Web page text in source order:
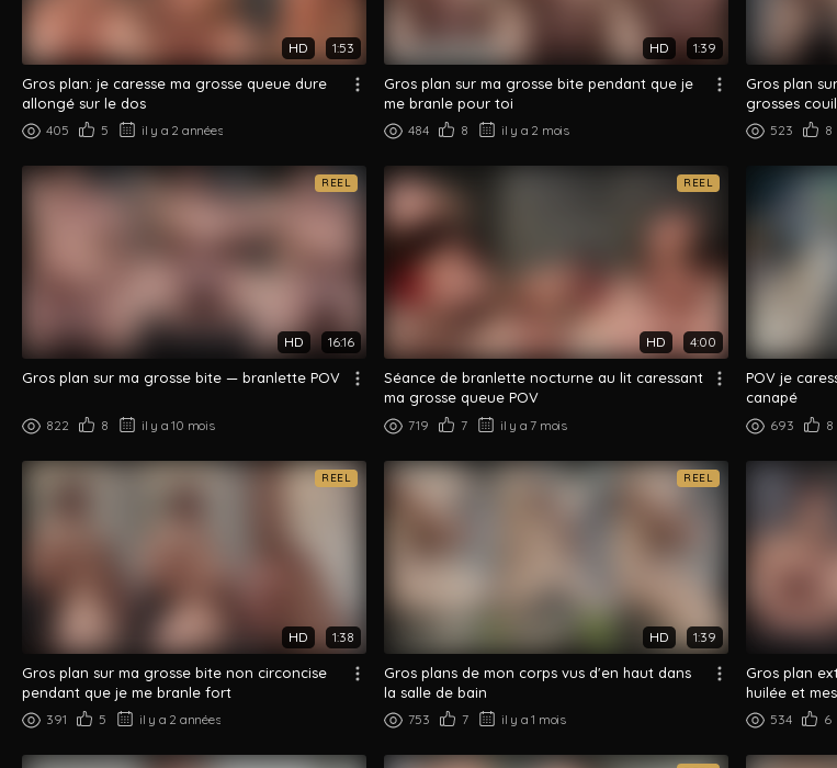
HD 1:53
Gros plan: je caresse ma grosse queue dure
allongé sur le dos
405 5 il y a 2 années
HD 1:39
Gros plan sur ma grosse bite pendant que je
me branle pour toi
484 8 il y a 2 mois
Gros plan
grosses
523 8
REEL
HD 16:16
Gros plan sur ma grosse bite — branlette POV
822 8 il y a 10 mois
REEL
HD 4:00
Séance de branlette nocturne au lit caressant
ma grosse queue POV
719 7 il y a 7 mois
POV je
canapé
693 8
REEL
HD 1:38
Gros plan sur ma grosse bite non circoncise
pendant que je me branle fort
391 5 il y a 2 années
REEL
HD 1:39
Gros plans de mon corps vus d'en haut dans
la salle de bain
753 7 il y a 1 mois
Gros plan
huilée et
534 6